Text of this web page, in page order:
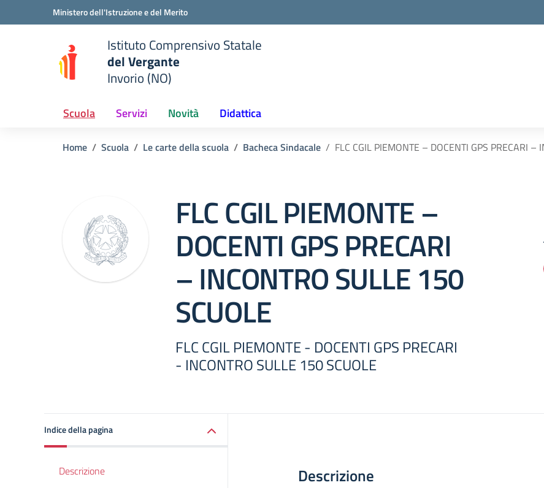
Vai ai contenuti
Vai al menu di navigazioneMinistero dell'Istruzione e del Merito
scuola
Istituto Comprensivo Statale
del Vergante
Invorio (NO)
Scuola Servizi Novità Didattica
Home Scuola Le carte della scuola Bacheca Sindacale FLC CGIL PIEMONTE – DOCENTI GPS PRECARI –
FLC CGIL PIEMONTE –
DOCENTI GPS PRECARI
– INCONTRO SULLE 150
SCUOLE
FLC CGIL PIEMONTE - DOCENTI GPS PRECARI
- INCONTRO SULLE 150 SCUOLE
Indice della pagina
Descrizione Descrizione